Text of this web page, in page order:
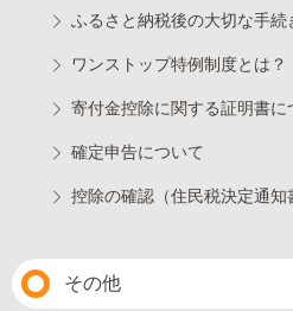
ふるさと納税後の大切な手続
ワンストップ特例制度とは？
寄付金控除に関する証明書に
確定申告について
控除の確認（住民税決定通知
その他